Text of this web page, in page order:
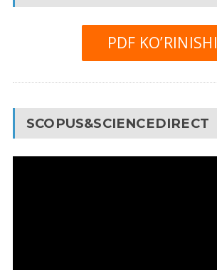
PDF KO’RINISHI
SCOPUS&SCIENCEDIRECT